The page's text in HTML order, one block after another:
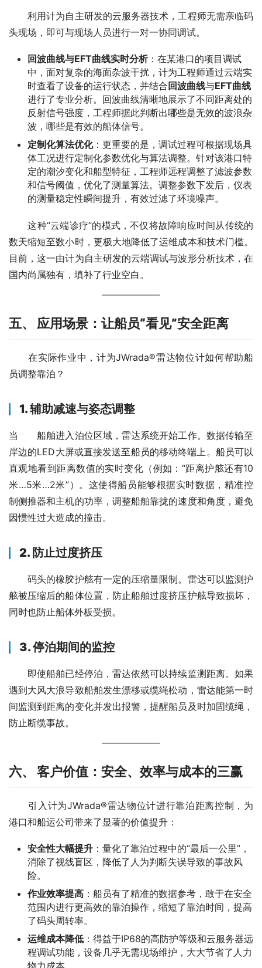
利用计为自主研发的云服务器技术，工程师无需亲临码
头现场，即可与现场人员进行一对一协同调试。
回波曲线与EFT曲线实时分析：在某港口的项目调试
中，面对复杂的海面杂波干扰，计为工程师通过云端实
时查看了设备的运行状态，并结合 回波曲线与EFT曲线
进行了专业分析。回波曲线清晰地展示了不同距离处的
反射信号强度，工程师据此判断出哪些是无效的波浪杂
波，哪些是有效的船体信号。
定制化算法优化：更重要的是，调试过程可根据现场具
体工况进行定制化参数优化与算法调整。针对该港口特
定的潮汐变化和船型特征，工程师远程调整了滤波参数
和信号阈值，优化了测量算法。调整参数下发后，仪表
的测量稳定性瞬间提升，有效过滤了环境噪声。
这种“云端诊疗”的模式，不仅将故障响应时间从传统的
数天缩短至数小时，更极大地降低了运维成本和技术门槛。
目前，这一由计为自主研发的云端调试与波形分析技术，在
国内尚属独有，填补了行业空白。
五、 应用场景：让船员“看见”安全距离
在实际作业中，计为JWrada®雷达物位计如何帮助船
员调整靠泊？
1. 辅助减速与姿态调整
当　　船舶进入泊位区域，雷达系统开始工作。数据传输至
岸边的LED大屏或直接发送至船员的移动终端上。船员可以
直观地看到距离数值的实时变化（例如：“距离护舷还有10
米…5米…2米”）。这使得船员能够根据实时数据，精准控
制侧推器和主机的功率，调整船舶靠拢的速度和角度，避免
因惯性过大造成的撞击。
2. 防止过度挤压
码头的橡胶护舷有一定的压缩量限制。雷达可以监测护
舷被压缩后的船体位置，防止船舶过度挤压护舷导致损坏，
同时也防止船体外板受损。
3. 停泊期间的监控
即使船舶已经停泊，雷达依然可以持续监测距离。如果
遇到大风大浪导致船舶发生漂移或缆绳松动，雷达能第一时
间监测到距离的变化并发出报警，提醒船员及时加固缆绳，
防止断缆事故。
六、 客户价值：安全、效率与成本的三赢
引入计为JWrada®雷达物位计进行靠泊距离控制，为
港口和船运公司带来了显著的价值提升：
安全性大幅提升 ：量化了靠泊过程中的“最后一公里”，
消除了视线盲区，降低了人为判断失误导致的事故风
险。
作业效率提高 ：船员有了精准的数据参考，敢于在安全
范围内进行更高效的靠泊操作，缩短了靠泊时间，提高
了码头周转率。
运维成本降低 ：得益于IP68的高防护等级和云服务器远
程调试功能，设备几乎无需现场维护，大大节省了人力